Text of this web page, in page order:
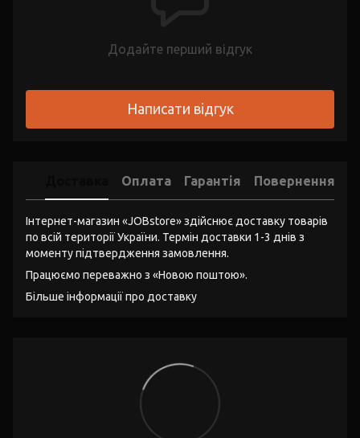
Додайте перший відгук
Написати відгук
Оплата Гарантія Повернення
Інтернет-магазин «JOBstore» здійснює доставку товарів
по всій території України. Термін доставки 1-3 днів з
моменту підтвердження замовлення.
Працюємо переважно з «Новою поштою».
Більше інформації про доставку